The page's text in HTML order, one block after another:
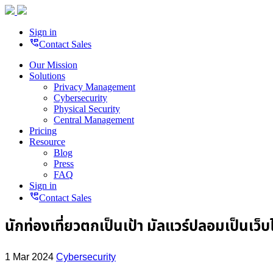
Sign in
perm_phone_msgContact Sales
Our Mission
Solutions
Privacy Management
Cybersecurity
Physical Security
Central Management
Pricing
Resource
Blog
Press
FAQ
Sign in
perm_phone_msgContact Sales
นักท่องเที่ยวตกเป็นเป้า มัลแวร์ปลอมเป็นเว็
1 Mar 2024Cybersecurity